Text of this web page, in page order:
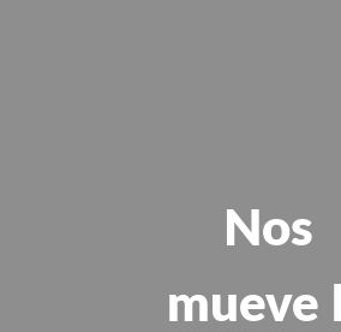
Nos
mueve